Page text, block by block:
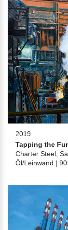
2019
Tapping the
Charter Steel,
Öl/Leinwand |